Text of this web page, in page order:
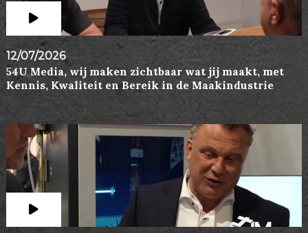
12/07/2026
54U Media, wij maken zichtbaar wat jij maakt, met
Kennis, Kwaliteit en Bereik in de Maakindustrie